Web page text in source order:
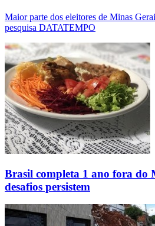
Maior parte dos eleitores de Minas
pesquisa DATATEMPO
Brasil completa 1 ano fora do
desafios persistem